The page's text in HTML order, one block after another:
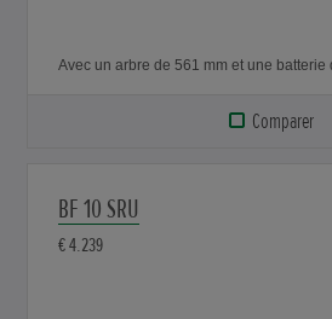
Avec un arbre de 561 mm et une batterie
Comparer
BF 10 SRU
€ 4.239